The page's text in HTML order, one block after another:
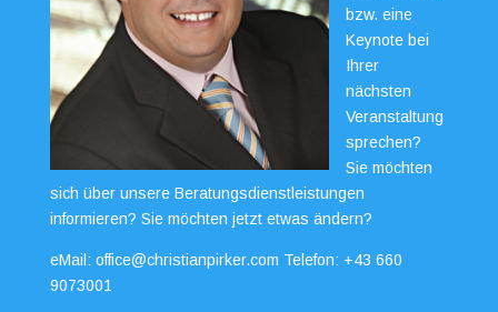
bzw. eine
Keynote bei
Ihrer
nächsten
Veranstaltung
sprechen?
Sie möchten
sich über unsere Beratungsdienstleistungen
informieren? Sie möchten jetzt etwas ändern?
eMail: office@christianpirker.com Telefon: +43 660
9073001